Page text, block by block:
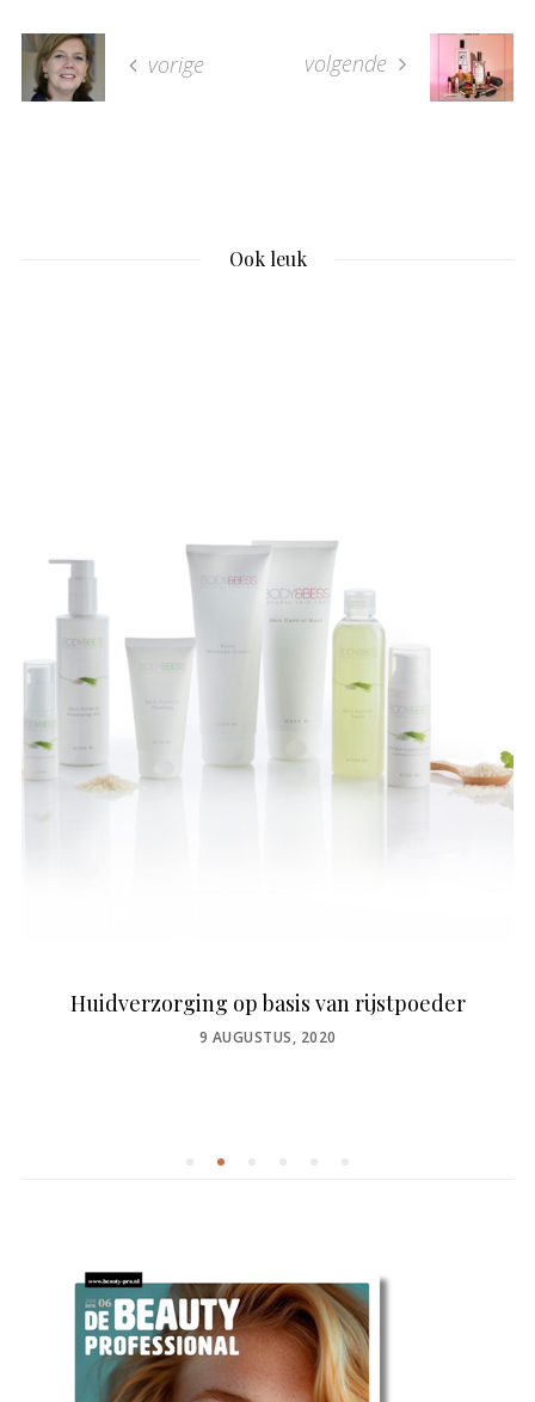
vorige volgende
Ook leuk
Huidverzorging op basis van rijstpoeder
POSTED
9 AUGUSTUS, 2020